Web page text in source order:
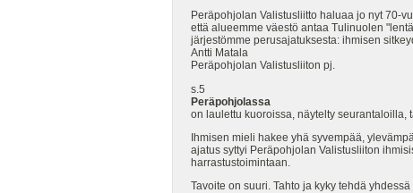
Peräpohjolan Valistusliitto haluaa jo nyt 70-
että alueemme väestö antaa Tulinuolen
järjestömme perusajatuksesta: ihmisen
Antti Matala
Peräpohjolan Valistusliiton pj.
s.5
Peräpohjolassa
on laulettu kuoroissa, näytelty seurantaloilla,
Ihmisen mieli hakee yhä syvempää,
ajatus syttyi Peräpohjolan Valistusliiton
harrastustoimintaan.
Tavoite on suuri. Tahto ja kyky tehdä